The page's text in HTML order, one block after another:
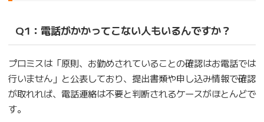
Q1：電話がかかってこない人もいるんですか？
プロミスは「原則、お勤めされていることの確認はお電話では
行いません」と公表しており、提出書類や申し込み情報で確認
が取れれば、電話連絡は不要と判断されるケースがほとんどで
す。